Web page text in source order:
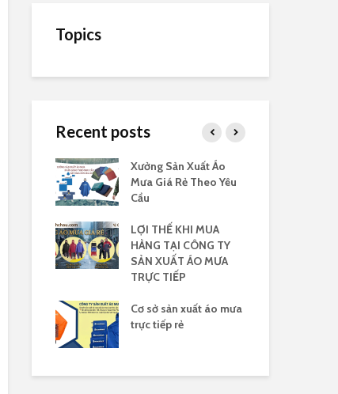
Topics
Recent posts
Xưởng Sản Xuất Áo
Mưa Giá Rẻ Theo Yêu
Cầu
LỢI THẾ KHI MUA
HÀNG TẠI CÔNG TY
SẢN XUẤT ÁO MƯA
TRỰC TIẾP
Cơ sở sản xuất áo mưa
trực tiếp rẻ